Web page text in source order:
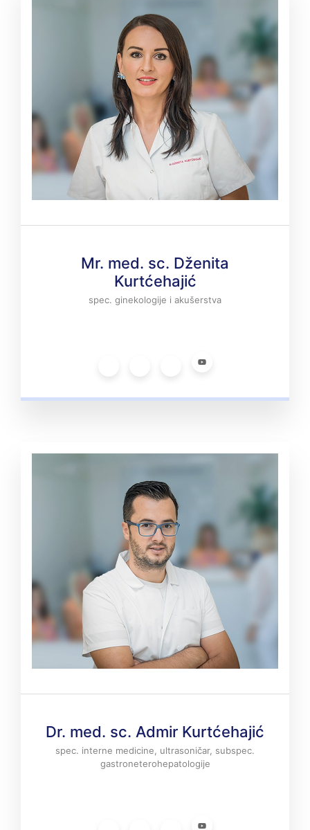
Mr. med. sc. Dženita
Kurtćehajić
spec. ginekologije i akušerstva
Dr. med. sc. Admir Kurtćehajić
spec. interne medicine, ultrasoničar, subspec.
gastroneterohepatologije